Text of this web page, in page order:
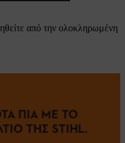
από την ολοκληρωμένη
ΠΙΑ ΜΕ ΤΟ
ΤΗΣ STIHL.